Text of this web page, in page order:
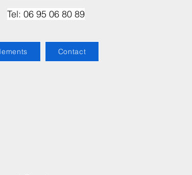
Tel: 06 95 06 80 89
Contact